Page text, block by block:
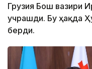
Грузия Бош вазири
учрашди. Бу ҳақда
берди.